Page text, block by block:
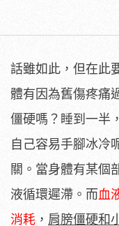
話雖如此，但在此
體有因為舊傷疼痛
僵硬嗎？睡到一半
自己容易手腳冰冷
關。當身體有某個
液循環遲滯。而血
消耗 ， 肩膀僵硬和